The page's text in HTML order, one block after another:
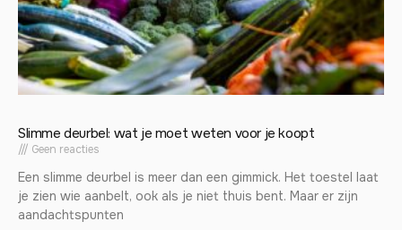
Slimme deurbel: wat je moet weten voor je koopt
Geen reacties
Een slimme deurbel is meer dan een gimmick. Het toestel laat
je zien wie aanbelt, ook als je niet thuis bent. Maar er zijn
aandachtspunten